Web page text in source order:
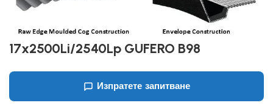
17x2500Li/2540Lp GUFERO B98
Изпратете запитване